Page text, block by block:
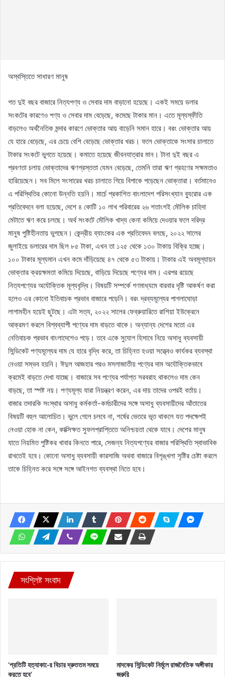
অস্বস্তিতে সাধারণ মানুষ
গত দুই বছর বাজারে নিত্যপণ্য ও সেবার দাম বাড়ানো হয়েছে। একই সময়ে ডলার
সংকটের কারণেও পণ্য ও সেবার দাম বেড়েছে, কমেছে টাকার মান। এতে মূল্যস্ফীতি
বাড়লেও অর্থনৈতিক মন্দার কারণে ভোক্তার আয় বাড়েনি সমান হারে। বরং ভোক্তার আয়
যে হারে বেড়েছে, এর চেয়ে বেশি বেড়েছে ভোক্তার খরচ। ফলে ভোক্তাকে সংসার চালাতে
টাকার সংকটে ভুগতে হয়েছে। কমাতে হয়েছে জীবনযাত্রার মান। টানা দুই বছর এ
প্রবণতা চলায় ভোক্তাদের ঋণগ্রস্ততা যেমন বেড়েছে, তেমনি তারা ঋণ গ্রহণের সক্ষমতাও
হারিয়েছেন। সব মিলে সংসারের খরচ চালাতে গিয়ে বিপাকে পড়েছেন ভোক্তারা। বর্তমানেও
এ পরিস্থিতির কোনো উন্নতি হয়নি। মার্চে প্রকাশিত বাংলাদেশ পরিসংখ্যান ব্যুরোর এক
প্রতিবেদনে বলা হয়েছে, দেশে ৪ কোটি ১০ লাখ পরিবারের ২৬ শতাংশই মৌলিক চাহিদা
মেটাতে ঋণ করে চলছে। অর্থ সংকটে মৌলিক খাদ্য কেনা কমিয়ে দেওয়ার ফলে দরিদ্র
মানুষ পুষ্টিহীনতায় ভুগছেন। কেন্দ্রীয় ব্যাংকের এক প্রতিবেদন বলছে, ২০২২ সালের
জুলাইয়ে ডলারের দাম ছিল ৮৫ টাকা, এখন তা ১২৫ থেকে ১৩০ টাকায় বিক্রি হচ্ছে।
১০০ টাকার মূল্যমান এখন কমে দাঁড়িয়েছে ৪৭ থেকে ৫৩ টাকায়। টাকার এই অবমূল্যায়ন
ভোক্তার ক্রয়ক্ষমতা কমিয়ে দিয়েছে, বাড়িয়ে দিয়েছে পণ্যের দাম। এরপর রয়েছে
নিত্যপণ্যের অযৌক্তিক মূল্যবৃদ্ধি। বিষয়টি সম্পর্কে গণমাধ্যমে বারবার দৃষ্টি আকর্ষণ করা
হলেও এর কোনো ইতিবাচক প্রভাব বাজারে পড়েনি। বরং দ্রব্যমূল্যের পাগলাঘোড়া
লাগামহীন হয়েই ছুটছে। এটা সত্য, ২০২২ সালের ফেব্রুয়ারিতে রাশিয়া ইউক্রেনে
আক্রমণ করলে বিশ্বব্যাপী পণ্যের দাম বাড়তে থাকে। অন্যান্য দেশের মতো এর
নেতিবাচক প্রভাব বাংলাদেশেও পড়ে। তবে একে সুযোগ হিসাবে নিয়ে অসাধু ব্যবসায়ী
সিন্ডিকেট পণ্যমূল্যের দাম যে হারে বৃদ্ধি করে, তা চিহ্নিত হওয়া সত্ত্বেও কার্যকর ব্যবস্থা
নেওয়া সম্ভব হয়নি। ঈদুল আজহার পরও মসলাজাতীয় পণ্যের দাম অযৌক্তিকভাবে
ক্রমেই বাড়তে দেখা যাচ্ছে। বাজারে সব পণ্যের পর্যাপ্ত সরবরাহ থাকলেও দাম কেন
বাড়ছে, তা স্পষ্ট নয়। পণ্যমূল্য যারা নিয়ন্ত্রণ করেন, এর দায় তাদের ওপরই বর্তায়।
বাজার তদারকি সংস্থার অসাধু কর্মকর্তা-কর্মচারীদের সঙ্গে অসাধু ব্যবসায়ীদের আঁতাতের
বিষয়টি বহুল আলোচিত। ভুলে গেলে চলবে না, শর্ষের ভেতরে ভূত থাকলে যত পদক্ষেপই
নেওয়া হোক না কেন, কাক্সিক্ষত সুফলপ্রাপ্তিতে অনিশ্চয়তা থেকে যাবে। দেশের মানুষ
যাতে নিয়মিত পুষ্টিকর খাবার কিনতে পারে, সেজন্য নিত্যপণ্যের বাজার পরিস্থিতি স্বাভাবিক
রাখতেই হবে। কোনো অসাধু ব্যবসায়ী কারসাজি অথবা বাজারে বিশৃঙ্খলা সৃষ্টির চেষ্টা করলে
তাকে চিহ্নিত করে সঙ্গে সঙ্গে আইনগত ব্যবস্থা নিতে হবে।
সংশ্লিষ্ট সংবাদ
‘প্রতিটি হত্যাকা-ের বিচার দ্রুততম সময়ে
করতে হবে’
মাদকের সিন্ডিকেট নির্মূলে রাজনৈতিক অঙ্গীকার
জরুরি